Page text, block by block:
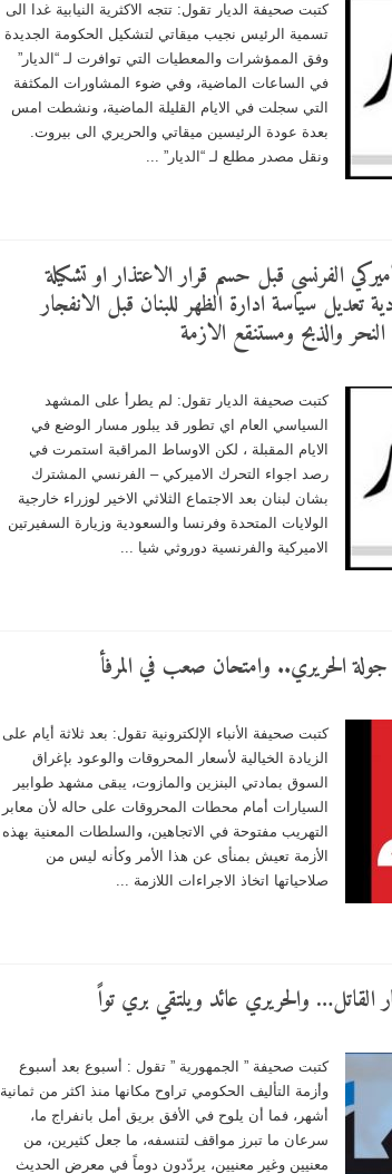
كتبت صحيفة الديار تقول: تتجه الاكثرية النيابية غدا الى
تسمية الرئيس نجيب ميقاتي لتشكيل الحكومة الجديدة
وفق الممؤشرات والمعطيات التي توافرت لـ “الديار”
في الساعات الماضية، وفي ضوء المشاورات المكثفة
التي سجلت في الايام القليلة الماضية، ونشطت امس
بعدة عودة الرئيسين ميقاتي والحريري الى بيروت.
ونقل مصدر مطلع لـ “الديار” ...
الفرنسي قبل حسم قرار الاعتذار او تشكيلة
سياسة ادارة الظهر للبنان قبل الانفجار
والذبح ومستنقع الازمة
كتبت صحيفة الديار تقول: لم يطرأ على المشهد
السياسي العام اي تطور قد يبلور مسار الوضع في
الايام المقبلة ، لكن الاوساط المراقبة استمرت في
رصد اجواء التحرك الاميركي – الفرنسي المشترك
بشان لبنان بعد الاجتماع الثلاثي الاخير لوزراء خارجية
الولايات المتحدة وفرنسا والسعودية وزيارة السفيرتين
الاميركية والفرنسية دوروثي شيا ...
كتبت صحيفة الأنباء الإلكترونية تقول: بعد ثلاثة أيام على
الزيادة الخيالية لأسعار المحروقات والوعود بإغراق
السوق بمادتي البنزين والمازوت، يبقى مشهد طوابير
السيارات أمام محطات المحروقات على حاله لأن معابر
التهريب مفتوحة في الاتجاهين، والسلطات المعنية بهذه
الأزمة تعيش بمنأى عن هذا الأمر وكأنه ليس من
صلاحياتها اتخاذ الاجراءات اللازمة ...
‏القاتل… والحريري عائد ويلتقي بري تواً
كتبت صحيفة ” الجمهورية ” تقول : أسبوع بعد أسبوع
وأزمة التأليف الحكومي تراوح مكانها منذ اكثر من ‏ثمانية
أشهر، فما أن يلوح في الأفق بريق أمل بانفراج ما،
سرعان ما ‏تبرز مواقف لتنسفه، ما جعل كثيرين، من
معنيين وغير معنيين، ‏يردّدون دوماً في معرض الحديث